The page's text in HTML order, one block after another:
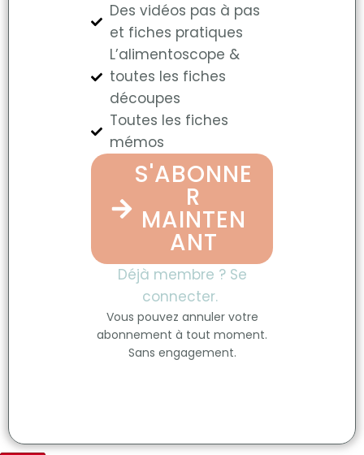
Des vidéos pas à pas
et fiches pratiques
L’alimentoscope &
toutes les fiches
découpes
Toutes les fiches
mémos
S'ABONNE
R
MAINTEN
ANT
Déjà membre ? Se
connecter.
Vous pouvez annuler votre
abonnement à tout moment.
Sans engagement.